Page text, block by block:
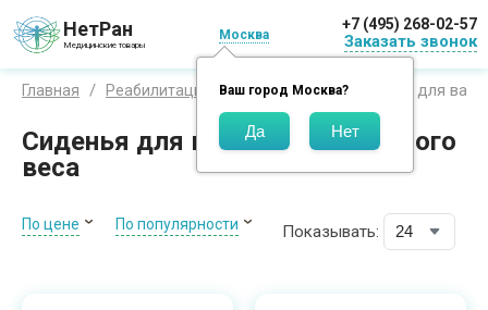
НетРан
Медицинские товары
Москва
Ваш город Москва?
+7 (495) 268-02-57
Заказать звонок
Главная Реабилитация Для ванной Сиденья для
Сиденья для ванны для большого
веса
По цене По популярности Показывать: